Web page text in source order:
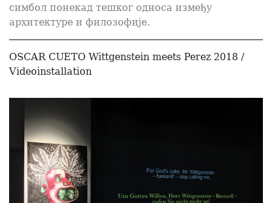
симбол понекад тешког односа између
архитектуре и филозофије.
OSCAR CUETO Wittgenstein meets Perez 2018 /
Videoinstallation